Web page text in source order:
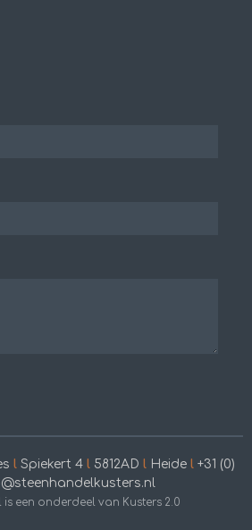
l Spiekert 4 l 5812AD l Heide l +31 (0)
een onderdeel van Kusters 2.0